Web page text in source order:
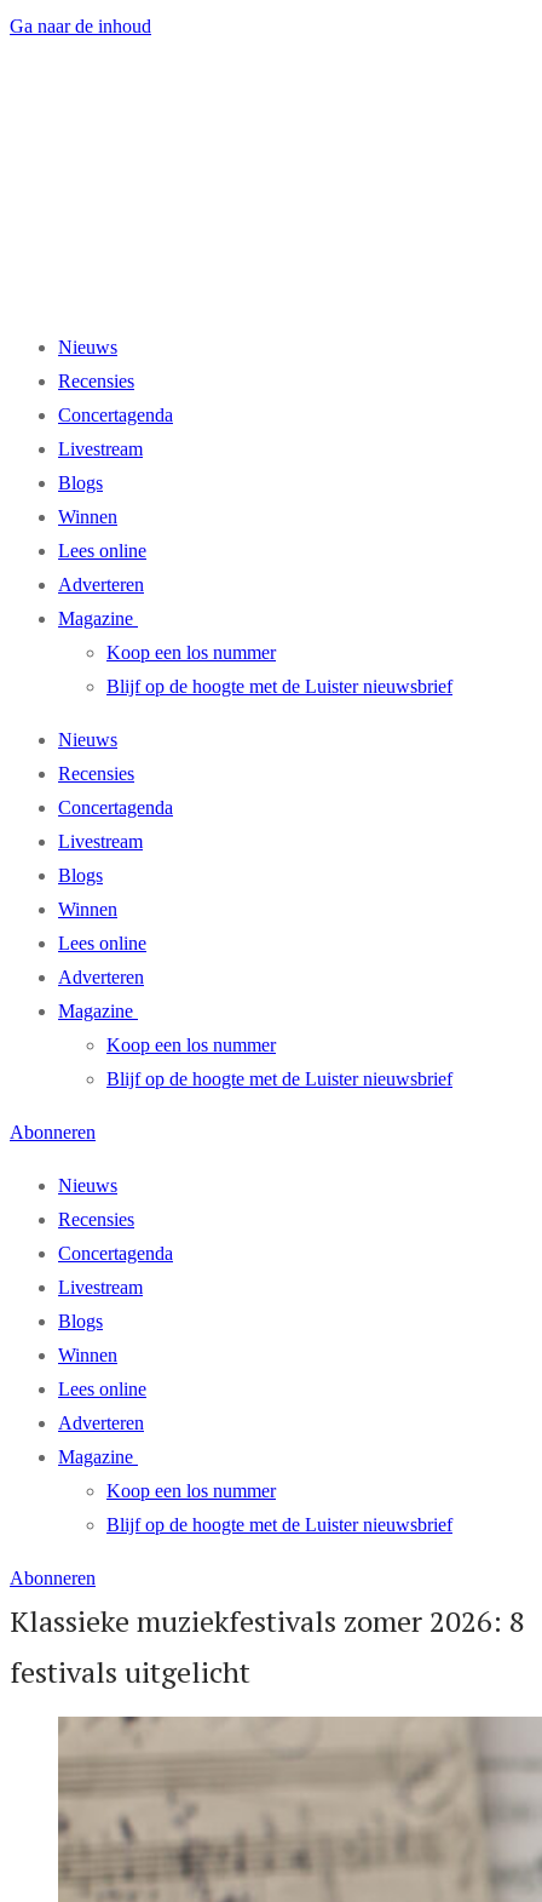
Ga naar de inhoud
Nieuws
Recensies
Concertagenda
Livestream
Blogs
Winnen
Lees online
Adverteren
Magazine
Koop een los nummer
Blijf op de hoogte met de Luister nieuwsbrief
Nieuws
Recensies
Concertagenda
Livestream
Blogs
Winnen
Lees online
Adverteren
Magazine
Koop een los nummer
Blijf op de hoogte met de Luister nieuwsbrief
Abonneren
Nieuws
Recensies
Concertagenda
Livestream
Blogs
Winnen
Lees online
Adverteren
Magazine
Koop een los nummer
Blijf op de hoogte met de Luister nieuwsbrief
Abonneren
Klassieke muziekfestivals zomer 2026: 8
festivals uitgelicht